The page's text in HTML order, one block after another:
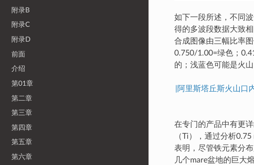
附录B
附录C
附录D
前面
介绍
第01章
第二章
第三章
第四章
第五章
第六章
如下一段所述，不同
得的多波段数据大致
合成图像由三幅比率
0.750/1.00=绿色；
的；浅蓝色可能是火
|阿里斯塔丘斯火山口
在专门的产品中有更
（Ti），通过分析
表明，尽管铁元素分
几个mare盆地的巨大